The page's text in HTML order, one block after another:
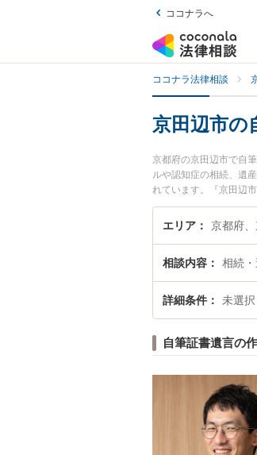
ココナラへ
ココナラ法律相談
京田辺市の
京都府の京田辺市で自
ルや認知症の相続、遺
れています。『京田辺
を検索したい』『初回
エリア 京都府
相談内容 相続
詳細条件 未選択
自筆証書遺言の